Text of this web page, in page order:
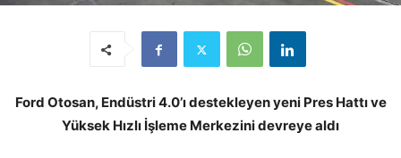
Ford Otosan, Endüstri 4.0’ı destekleyen yeni Pres Hattı ve
Yüksek Hızlı İşleme Merkezini devreye aldı